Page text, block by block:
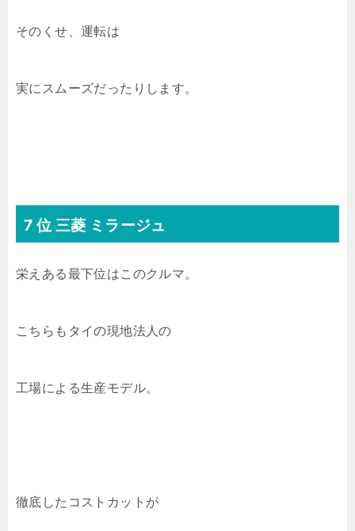
そのくせ、運転は
実にスムーズだったりします。
7 位 三菱 ミラージュ
栄えある最下位はこのクルマ。
こちらもタイの現地法人の
工場による生産モデル。
徹底したコストカットが